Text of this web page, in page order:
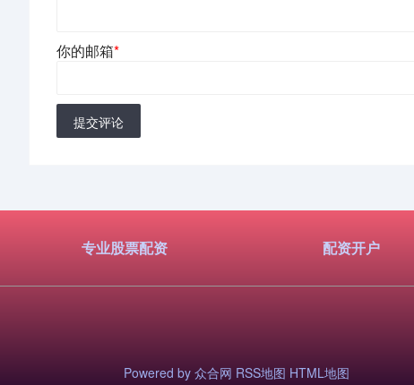
你的邮箱*
提交评论
专业股票配资 配资开户
Powered by 众合网 RSS地图 HTML地图